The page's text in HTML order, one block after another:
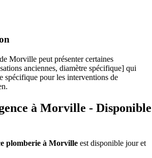
Morville peut présenter certaines
anciennes, diamètre spécifique] qui
spécifique pour les interventions de
à Morville - Disponible
plomberie à Morville est disponible jour et